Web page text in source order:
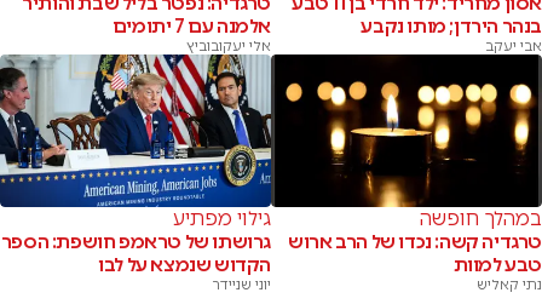
בנהר הירדן; מותו נקבע
אבי יעקב
אלמנה עם 7 יתומים
אלי יעקובוביץ
במהלך חופשה
טרגדיה קשה: נכדו של הרב ארוש
טבע למוות
נתי קאליש
גילוי מפתיע
גרושתו של טראמפ חושפת: הספר
הקדוש שנמצא על לבו
יוני שניידר